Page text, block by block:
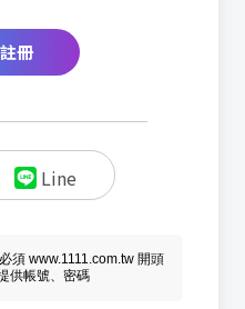
冊
Line
須 www.1111.com.tw 開頭
供帳號、密碼